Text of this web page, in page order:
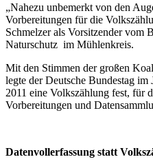
„Nahezu unbemerkt von den
Vorbereitungen für die
Schmelzer als Vorsitzender
Naturschutz im Mühlenkreis.
Mit den Stimmen der großen
legte der Deutsche Bundestag im
2011 eine Volkszählung fest, für
Vorbereitungen und
Datenvollerfassung statt